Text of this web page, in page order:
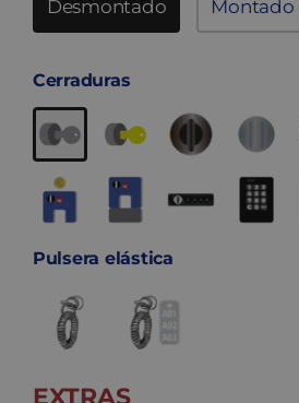
Desmontado Montado
Cerraduras
Pulsera elástica
EXTRAS